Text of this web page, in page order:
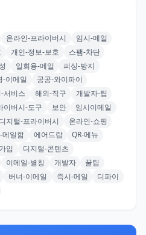
온라인-프라이버시
임시-메일
개인-정보-보호
스팸-차단
일회용-메일
피싱-방지
-이메일
공공-와이파이
서비스 해외-직구
개발자-팁
이버시-도구 보안
임시이메일
디지털-프라이버시
온라인-쇼핑
메일함 에어드랍
QR-메뉴
입
디지털-콘텐츠
이메일-별칭 개발자
꿀팁
버너-이메일 즉시-메일
디파이